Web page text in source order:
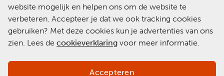
website mogelijk en helpen ons om de website te
verbeteren. Accepteer je dat we ook tracking cookies
gebruiken? Met deze cookies kun je advertenties van ons
zien. Lees de cookieverklaring voor meer informatie.
Accepteren
Chat met een
medewerker